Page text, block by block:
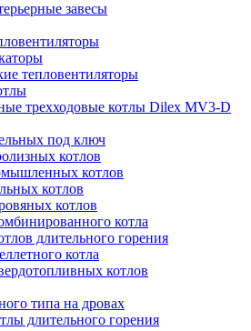
завесы
тепловентиляторы
трехходовые котлы Dilex MV3-D
под ключ
котлов
котлов
котлов
котлов
котла
длительного горения
котла
котлов
типа на дровах
длительного горения